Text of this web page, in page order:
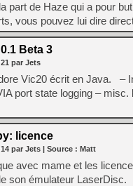
part de Haze qui a pour
vous pouvez lui dire
Beta 3
par Jets
Vic20 écrit en Java. –
port state logging –
licence
par Jets | Source : Matt
avec mame et les
son émulateur